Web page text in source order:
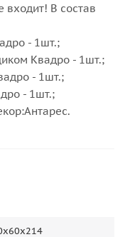
входит! В состав
- 1шт.;
Квадро - 1шт.;
- 1шт.;
- 1шт.;